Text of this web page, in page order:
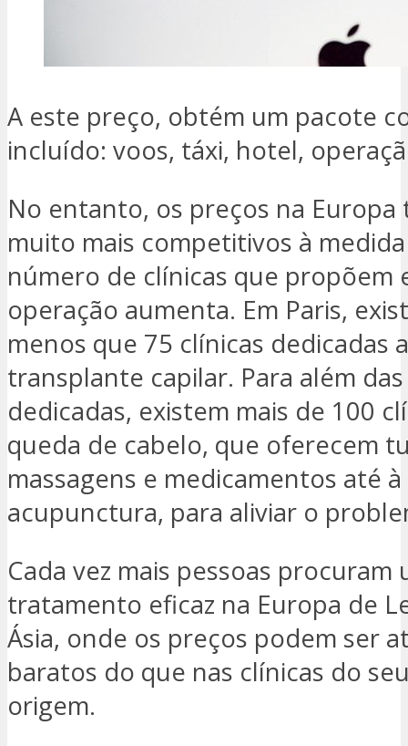
A este preço, obtém um pacote
incluído: voos, táxi, hotel,
No entanto, os preços na Europa
muito mais competitivos à
número de clínicas que propõem
operação aumenta. Em Paris,
menos que 75 clínicas dedicadas
transplante capilar. Para além
dedicadas, existem mais de 100
queda de cabelo, que oferecem
massagens e medicamentos até à
acupunctura, para aliviar o
Cada vez mais pessoas procuram
tratamento eficaz na Europa de
Ásia, onde os preços podem ser
baratos do que nas clínicas do
origem.